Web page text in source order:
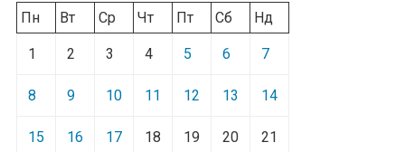
Пн
Вт Ср Чт Пт Сб Нд
1 2 3 4 5 6 7
8 9 10 11 12 13 14
15 16 17 18 19 20 21